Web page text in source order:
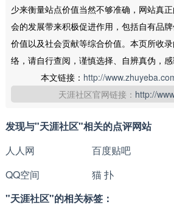
少来衡量站点价值当然不够准确，网站真
会的发展带来积极促进作用，包括自有品
价值以及社会贡献等综合价值。本页所收
络，请自行查阅，谨慎选择、自辨真伪，感
本文链接： http://
天涯社区官网链接： http://
发现与"天涯社区"相关的点评网站
人人网
百度贴吧
QQ空间
猫 扑
"天涯社区"的相关标签：